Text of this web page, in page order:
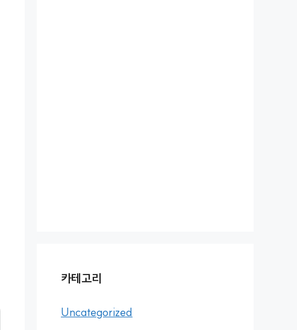
카테고리
Uncategorized